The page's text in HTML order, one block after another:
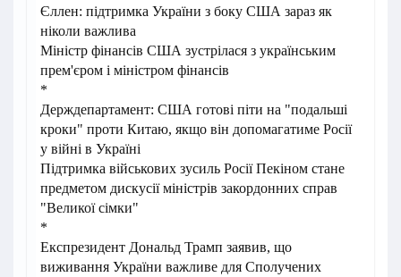
Єллен: підтримка України з боку США зараз як
ніколи важлива
Міністр фінансів США зустрілася з українським
прем'єром і міністром фінансів
*
Держдепартамент: США готові піти на "подальші
кроки" проти Китаю, якщо він допомагатиме Росії
у війні в Україні
Підтримка військових зусиль Росії Пекіном стане
предметом дискусії міністрів закордонних справ
"Великої сімки"
*
Експрезидент Дональд Трамп заявив, що
виживання України важливе для Сполучених